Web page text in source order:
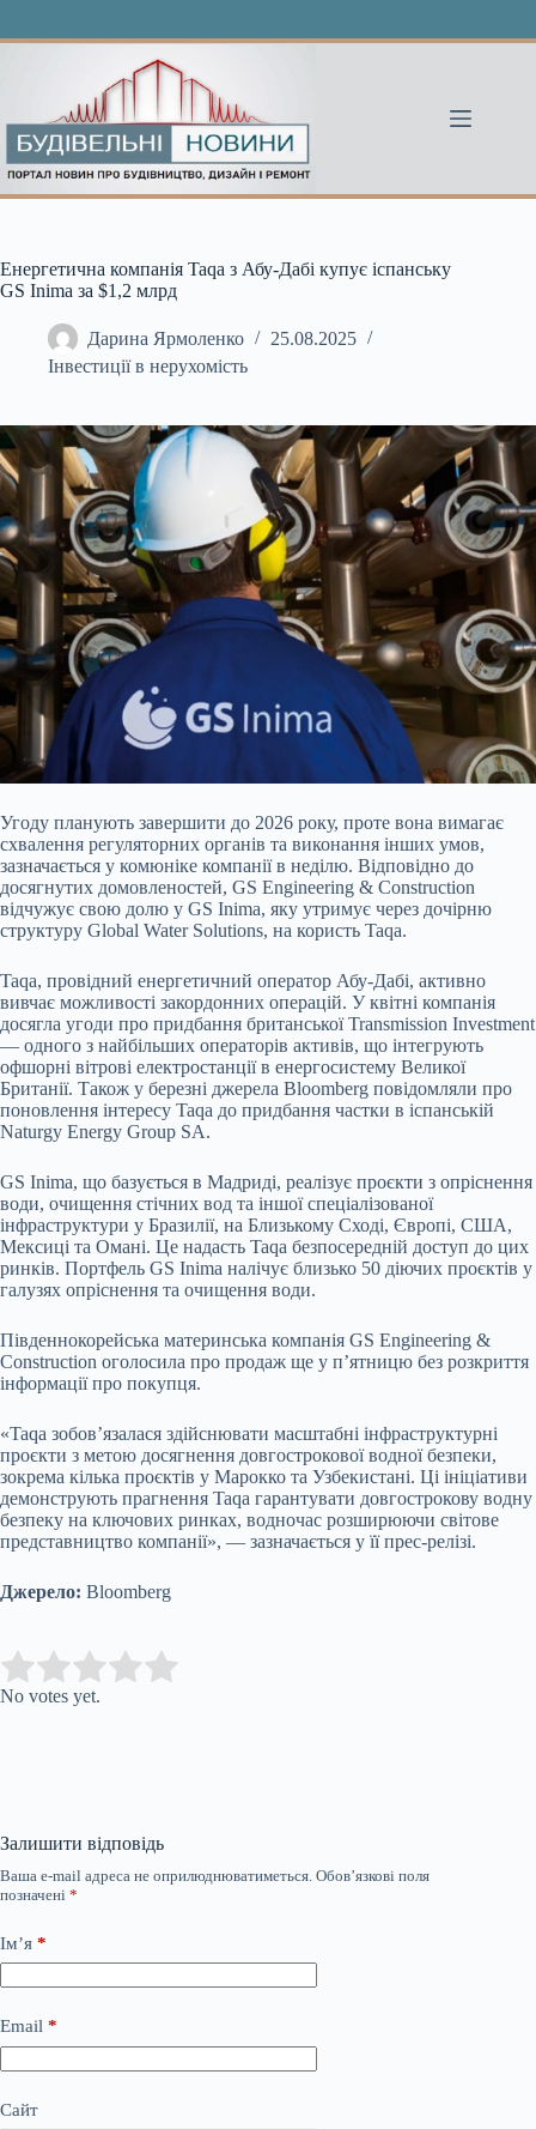
Енергетична компанія Taqa з Абу-Дабі купує іспанську
GS Inima за $1,2 млрд
Дарина Ярмоленко
25.08.2025
Інвестиції в нерухомість
Угоду планують завершити до 2026 року, проте вона вимагає
схвалення регуляторних органів та виконання інших умов,
зазначається у комюніке компанії в неділю. Відповідно до
досягнутих домовленостей, GS Engineering & Construction
відчужує свою долю у GS Inima, яку утримує через дочірню
структуру Global Water Solutions, на користь Taqa.
Taqa, провідний енергетичний оператор Абу-Дабі, активно
вивчає можливості закордонних операцій. У квітні компанія
досягла угоди про придбання британської Transmission Investment
— одного з найбільших операторів активів, що інтегрують
офшорні вітрові електростанції в енергосистему Великої
Британії. Також у березні джерела Bloomberg повідомляли про
поновлення інтересу Taqa до придбання частки в іспанській
Naturgy Energy Group SA.
GS Inima, що базується в Мадриді, реалізує проєкти з опріснення
води, очищення стічних вод та іншої спеціалізованої
інфраструктури у Бразилії, на Близькому Сході, Європі, США,
Мексиці та Омані. Це надасть Taqa безпосередній доступ до цих
ринків. Портфель GS Inima налічує близько 50 діючих проєктів у
галузях опріснення та очищення води.
Південнокорейська материнська компанія GS Engineering &
Construction оголосила про продаж ще у п’ятницю без розкриття
інформації про покупця.
«Taqa зобов’язалася здійснювати масштабні інфраструктурні
проєкти з метою досягнення довгострокової водної безпеки,
зокрема кілька проєктів у Марокко та Узбекистані. Ці ініціативи
демонструють прагнення Taqa гарантувати довгострокову водну
безпеку на ключових ринках, водночас розширюючи світове
представництво компанії», — зазначається у її прес-релізі.
Джерело: Bloomberg
Rate this item:
No votes yet.
Залишити відповідь
Ваша e-mail адреса не оприлюднюватиметься. Обов’язкові поля
позначені *
Ім’я *
Email *
Сайт